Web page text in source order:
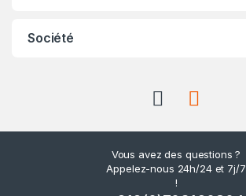
Société
Vous avez des questions ?
Appelez-nous 24h/24 et 7j/7
!